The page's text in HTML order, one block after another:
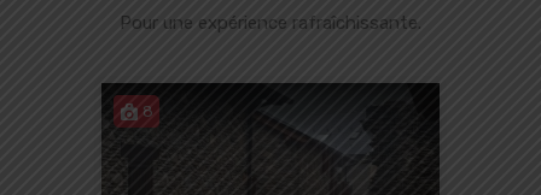
Pour une expérience rafraîchissante.
8